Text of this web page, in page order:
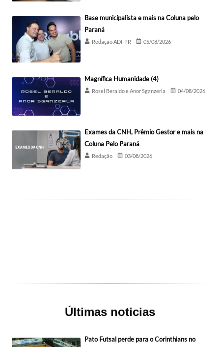
Base municipalista e mais na Coluna pelo
Paraná
Redação ADI-PR 05/08/2026
Magnífica Humanidade (4)
Rosel Beraldo e Anor Sganzerla 04/08/2026
Exames da CNH, Prêmio Gestor e mais na
Coluna Pelo Paraná
Redação 03/08/2026
Últimas noticias
Pato Futsal perde para o Corinthians no